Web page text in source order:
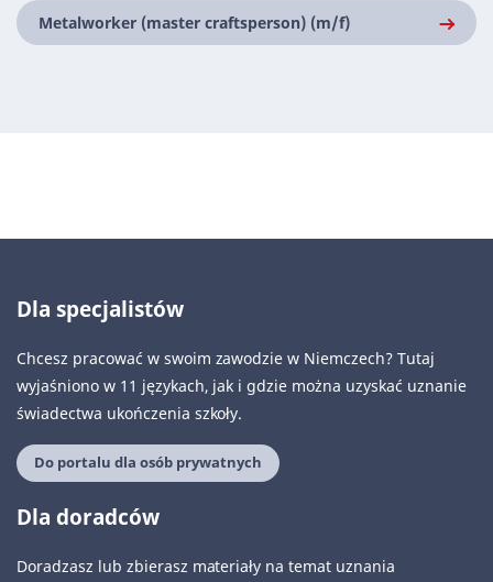
Metalworker (master craftsperson) (m/f)
Dla specjalistów
Chcesz pracować w swoim zawodzie w Niemczech? Tutaj
wyjaśniono w 11 językach, jak i gdzie można uzyskać uznanie
świadectwa ukończenia szkoły.
Do portalu dla osób prywatnych
Dla doradców
Doradzasz lub zbierasz materiały na temat uznania